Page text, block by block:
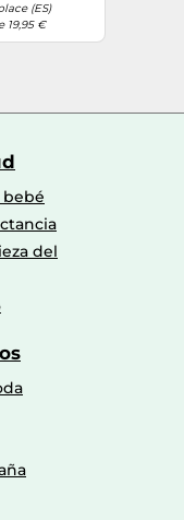
(ES)
19,95 €
del